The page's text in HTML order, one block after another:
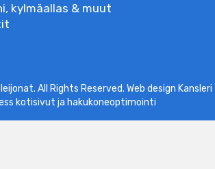
kylmäallas & muut
All Rights Reserved. Web design Kansleri
kotisivut ja hakukoneoptimointi